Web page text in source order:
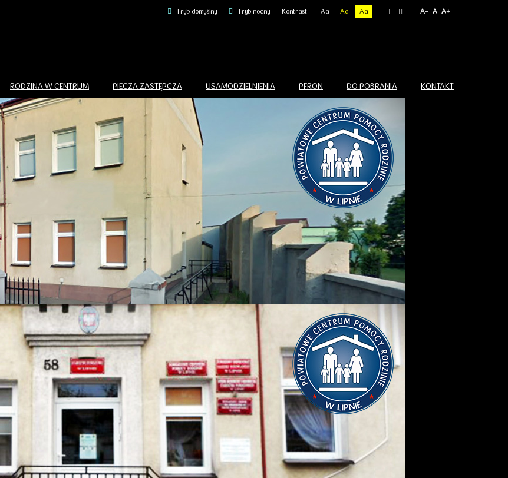
Tryb domyślny Tryb nocny Kontrast Aa Aa Aa A- A A+
RODZINA W CENTRUM PIECZA ZASTĘPCZA USAMODZIELNIENIA PFRON DO POBRANIA KONTAKT